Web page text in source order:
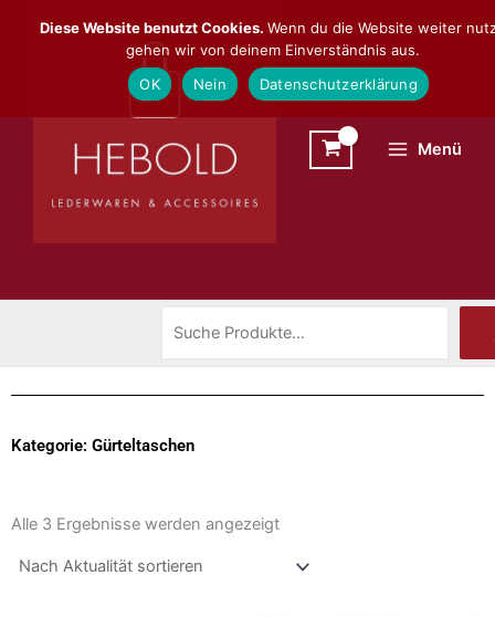
Inhalt
Menü
Kategorie: Gürteltaschen
Alle 3 Ergebnisse werden angezeigtAktualität
Diese Website benutzt Cookies. Wenn du die Website weiter
gehen wir von deinem Einverständnis aus.
OK
Nein Datenschutzerklärung